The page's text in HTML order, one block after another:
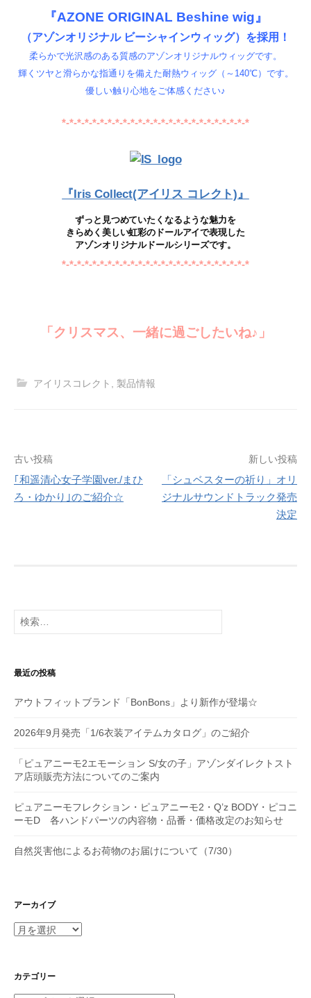
『AZONE ORIGINAL Beshine wig』
（アゾンオリジナル ビーシャインウィッグ）を採用！
柔らかで光沢感のある質感のアゾンオリジナルウィッグです。
輝くツヤと滑らかな指通りを備えた耐熱ウィッグ（～140℃）です。
優しい触り心地をご体感ください♪
*-*-*-*-*-*-*-*-*-*-*-*-*-*-*-*-*-*-*-*-*-*-*-*-*
『Iris Collect(アイリス コレクト)』
ずっと見つめていたくなるような魅力を
きらめく美しい虹彩のドールアイで表現した
アゾンオリジナルドールシリーズです。
*-*-*-*-*-*-*-*-*-*-*-*-*-*-*-*-*-*-*-*-*-*-*-*-*
「クリスマス、一緒に過ごしたいね♪」
アイリスコレクト 製品情報
投
稿
シ
ョ
ン
古い投稿
｢和遥清心女子学園ver./まひ
ろ・ゆかり｣のご紹介☆
新しい投稿
「シュベスターの祈り」オリ
ジナルサウンドトラック発売
決定
検
索:
最近の投稿
アウトフィットブランド「BonBons」より新作が登場☆
2026年9月発売「1/6衣装アイテムカタログ」のご紹介
「ピュアニーモ2エモーション S/女の子」アゾンダイレクトスト
ア店頭販売方法についてのご案内
ピュアニーモフレクション・ピュアニーモ2・Q’z BODY・ピコニ
ーモD 各ハンドパーツの内容物・品番・価格改定のお知らせ
自然災害他によるお荷物のお届けについて（7/30）
アーカイブ
ア
イ
カテゴリー